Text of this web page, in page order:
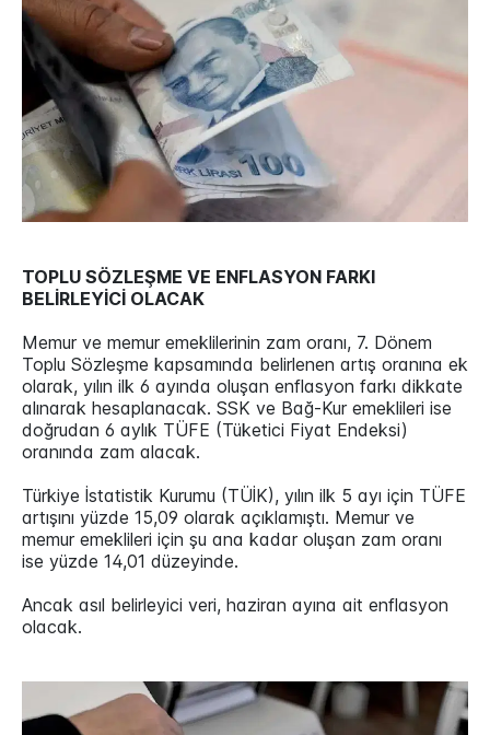
TOPLU SÖZLEŞME VE ENFLASYON FARKI
BELİRLEYİCİ OLACAK
Memur ve memur emeklilerinin zam oranı, 7. Dönem
Toplu Sözleşme kapsamında belirlenen artış oranına ek
olarak, yılın ilk 6 ayında oluşan enflasyon farkı dikkate
alınarak hesaplanacak. SSK ve Bağ-Kur emeklileri ise
doğrudan 6 aylık TÜFE (Tüketici Fiyat Endeksi)
oranında zam alacak.
Türkiye İstatistik Kurumu (TÜİK), yılın ilk 5 ayı için TÜFE
artışını yüzde 15,09 olarak açıklamıştı. Memur ve
memur emeklileri için şu ana kadar oluşan zam oranı
ise yüzde 14,01 düzeyinde.
Ancak asıl belirleyici veri, haziran ayına ait enflasyon
olacak.